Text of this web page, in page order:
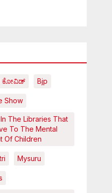
ಕೋವಿಡ್‌ Bjp
Show
The Libraries That
To The Mental
Of Children
Mysuru